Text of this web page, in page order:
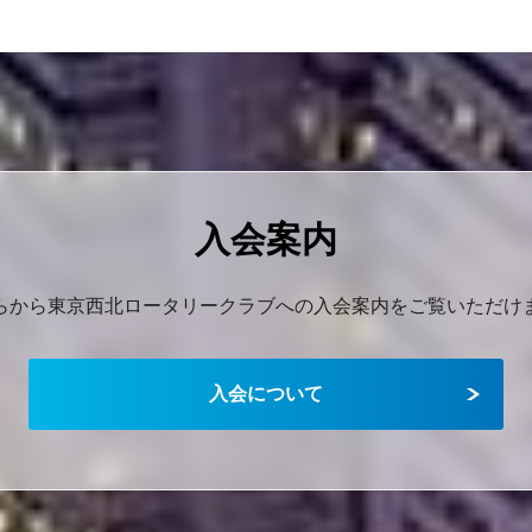
入会案内
から東京西北ロータリークラブへの入会案内をご覧いただけ
入会について